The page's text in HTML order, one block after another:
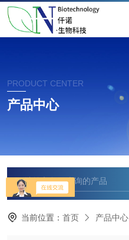
PRODUCT CENTER
产品中心
当前位置： 首页 产品中心